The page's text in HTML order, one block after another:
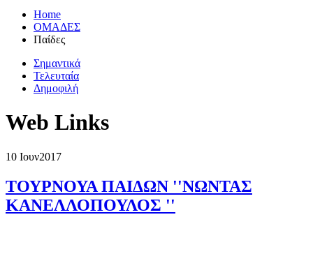
Home
ΟΜΑΔΕΣ
Παίδες
Σημαντικά
Τελευταία
Δημοφιλή
Web Links
10 Ιουν2017
ΤΟΥΡΝΟΥΑ ΠΑΙΔΩΝ ''ΝΩΝΤΑΣ
ΚΑΝΕΛΛΟΠΟΥΛΟΣ ''